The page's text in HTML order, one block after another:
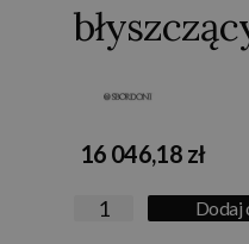
16 046,18 zł
Dodaj